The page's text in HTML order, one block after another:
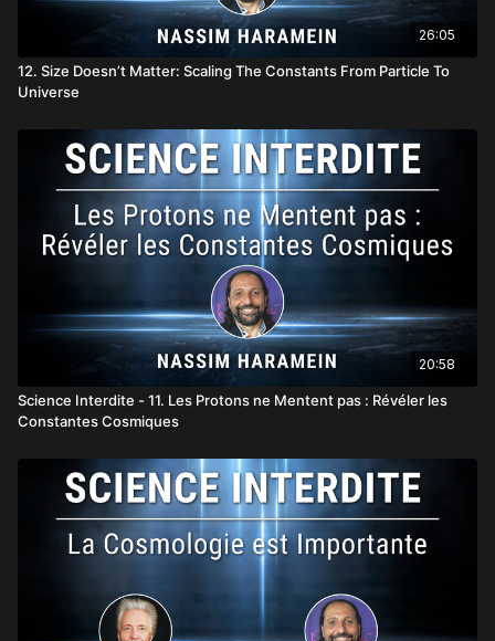
26:05
12. Size Doesn’t Matter: Scaling The Constants From Particle To
Universe
20:58
Science Interdite - 11. Les Protons ne Mentent pas : Révéler les
Constantes Cosmiques